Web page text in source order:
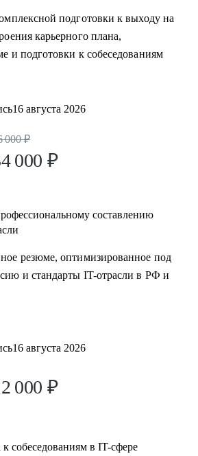
подготовки к выходу на
карьерного плана,
и подготовки к собеседованиям
16 августа 2026
000 ₽
000 ₽
составлению
резюме, оптимизированное под
и стандарты IT-отрасли в РФ и
16 августа 2026
000 ₽
собеседованиям в IT-сфере